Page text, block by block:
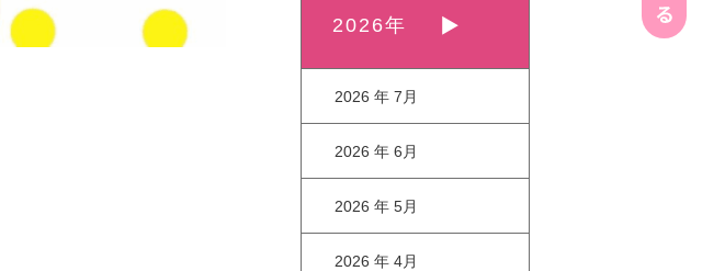
2026年
2026 年 7月
2026 年 6月
2026 年 5月
2026 年 4月